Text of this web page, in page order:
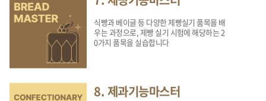
식빵과 베이글 등 다양한 제빵실기 품목을 배
우는 과정으로, 제빵 실기 시험에 해당하는 2
0가지 품목을 실습합니다
8. 제과기능마스터